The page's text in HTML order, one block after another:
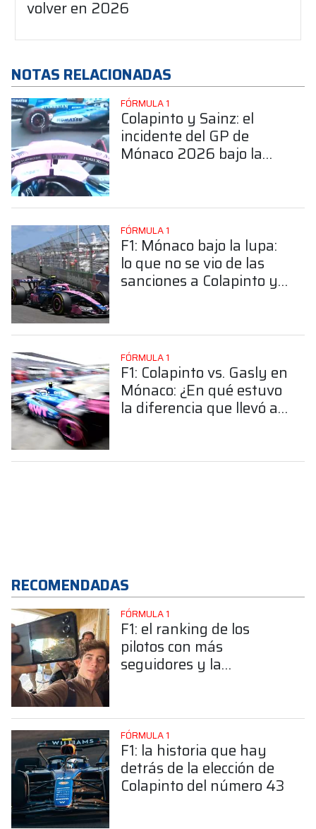
volver en 2026
NOTAS RELACIONADAS
FÓRMULA 1
Colapinto y Sainz: el
incidente del GP de
Mónaco 2026 bajo la
FÓRMULA 1
F1: Mónaco bajo la lupa:
lo que no se vio de las
sanciones a Colapinto y
FÓRMULA 1
F1: Colapinto vs. Gasly en
Mónaco: ¿En qué estuvo
la diferencia que llevó al
RECOMENDADAS
FÓRMULA 1
F1: el ranking de los
pilotos con más
seguidores y la
FÓRMULA 1
F1: la historia que hay
detrás de la elección de
Colapinto del número 43